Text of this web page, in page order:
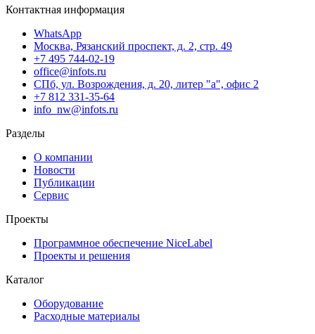
Контактная информация
WhatsApp
Москва, Рязанский проспект, д. 2, стр. 49
+7 495 744-02-19
office@infots.ru
СПб, ул. Возрождения, д. 20, литер "a", офис 2
+7 812 331-35-64
info_nw@infots.ru
Разделы
О компании
Новости
Публикации
Сервис
Проекты
Программное обеспечение NiceLabel
Проекты и решения
Каталог
Оборудование
Расходные материалы